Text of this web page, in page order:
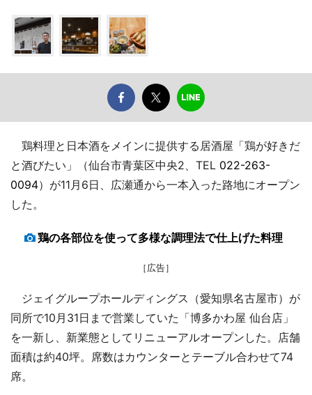
鶏料理と日本酒をメインに提供する居酒屋「鶏が好きだ
と酒びたい」（仙台市青葉区中央2、TEL 022-263-
0094）が11月6日、広瀬通から一本入った路地にオープン
した。
鶏の各部位を使って多様な調理法で仕上げた料理
［広告］
ジェイグループホールディングス（愛知県名古屋市）が
同所で10月31日まで営業していた「博多かわ屋 仙台店」
を一新し、新業態としてリニューアルオープンした。店舗
面積は約40坪。席数はカウンターとテーブル合わせて74
席。